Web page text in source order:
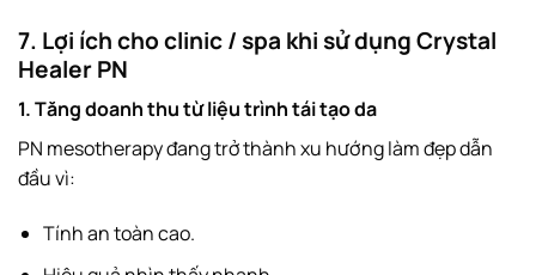
7. Lợi ích cho clinic / spa khi sử dụng Crystal
Healer PN
1. Tăng doanh thu từ liệu trình tái tạo da
PN mesotherapy đang trở thành xu hướng làm đẹp dẫn
đầu vì:
Tính an toàn cao.